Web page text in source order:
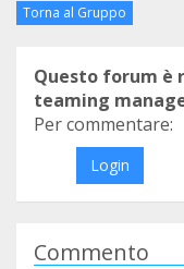
Torna al Gruppo
Questo forum è
teaming
Per commentare:
Login
Commento